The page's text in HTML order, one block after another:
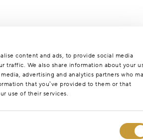
content and ads, to provide social media
traffic. We also share information about your
advertising and analytics partners who
that you’ve provided to them or that
use of their services.